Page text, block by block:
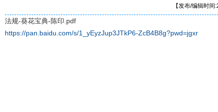
【发布/编辑时
法规-葵花宝典-陈印.pdf
https://pan.baidu.com/s/1_yEyzJup3JTkP6-ZcB4B8g?pwd=jgxr